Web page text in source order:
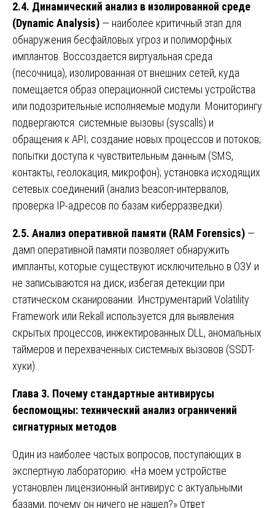
2.4. Динамический анализ в изолированной среде
(Dynamic Analysis) — наиболее критичный этап для
обнаружения бесфайловых угроз и полиморфных
имплантов. Воссоздается виртуальная среда
(песочница), изолированная от внешних сетей, куда
помещается образ операционной системы устройства
или подозрительные исполняемые модули. Мониторингу
подвергаются: системные вызовы (syscalls) и
обращения к API; создание новых процессов и потоков;
попытки доступа к чувствительным данным (SMS,
контакты, геолокация, микрофон); установка исходящих
сетевых соединений (анализ beacon-интервалов,
проверка IP-адресов по базам киберразведки).
2.5. Анализ оперативной памяти (RAM Forensics) —
дамп оперативной памяти позволяет обнаружить
импланты, которые существуют исключительно в ОЗУ и
не записываются на диск, избегая детекции при
статическом сканировании. Инструментарий Volatility
Framework или Rekall используется для выявления
скрытых процессов, инжектированных DLL, аномальных
таймеров и перехваченных системных вызовов (SSDT-
хуки).
Глава 3. Почему стандартные антивирусы
беспомощны: технический анализ ограничений
сигнатурных методов
Один из наиболее частых вопросов, поступающих в
экспертную лабораторию: «На моем устройстве
установлен лицензионный антивирус с актуальными
базами, почему он ничего не нашел?» Ответ